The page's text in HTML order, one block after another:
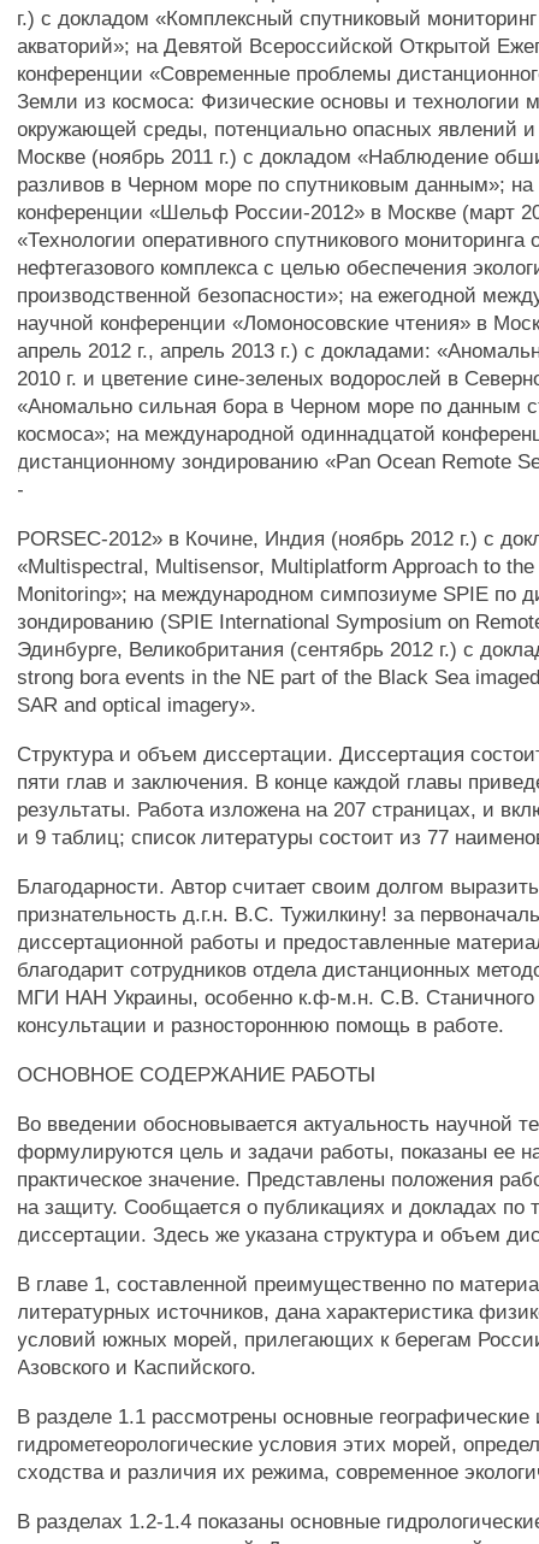
г.) с докладом «Комплексный спутниковый
акваторий»; на Девятой Всероссийской Открытой
конференции «Современные проблемы
Земли из космоса: Физические основы и технологии
окружающей среды, потенциально опасных явлений и
Москве (ноябрь 2011 г.) с докладом «Наблюдение
разливов в Черном море по спутниковым данным»; на
конференции «Шельф России-2012» в Москве (март
«Технологии оперативного спутникового мониторинга
нефтегазового комплекса с целью обеспечения
производственной безопасности»; на ежегодной
научной конференции «Ломоносовские чтения» в
апрель 2012 г., апрель 2013 г.) с докладами:
2010 г. и цветение сине-зеленых водорослей в
«Аномально сильная бора в Черном море по данным
космоса»; на международной одиннадцатой
дистанционному зондированию «Pan Ocean Remote
-
PORSEC-2012» в Кочине, Индия (ноябрь 2012 г.) с
«Multispectral, Multisensor, Multiplatform Approach to
Monitoring»; на международном симпозиуме SPIE по
зондированию (SPIE International Symposium on
Эдинбурге, Великобритания (сентябрь 2012 г.) с
strong bora events in the NE part of the Black Sea
SAR and optical imagery».
Структура и объем диссертации. Диссертация
пяти глав и заключения. В конце каждой главы
результаты. Работа изложена на 207 страницах, и
и 9 таблиц; список литературы состоит из 77
Благодарности. Автор считает своим долгом
признательность д.г.н. B.C. Тужилкину! за
диссертационной работы и предоставленные
благодарит сотрудников отдела дистанционных
МГИ HAH Украины, особенно к.ф-м.н. C.B. Станичного
консультации и разностороннюю помощь в работе.
ОСНОВНОЕ СОДЕРЖАНИЕ РАБОТЫ
Во введении обосновывается актуальность научной
формулируются цель и задачи работы, показаны ее
практическое значение. Представлены положения
на защиту. Сообщается о публикациях и докладах по
диссертации. Здесь же указана структура и объем
В главе 1, составленной преимущественно по
литературных источников, дана характеристика
условий южных морей, прилегающих к берегам
Азовского и Каспийского.
В разделе 1.1 рассмотрены основные географические
гидрометеорологические условия этих морей,
сходства и различия их режима, современное
В разделах 1.2-1.4 показаны основные